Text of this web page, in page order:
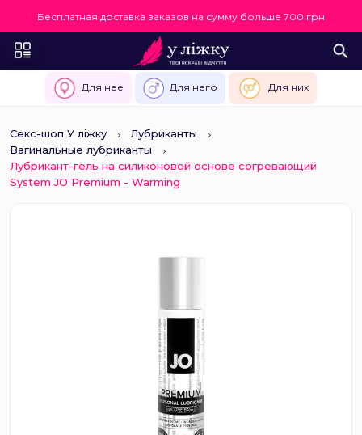
Бесплатная доставка заказов на сумму больше 700 грн
Для нее Для него Для них
Секс-шоп У ліжку
Лубриканты
Вагинальные лубриканты
Лубрикант-гель на силиконовой основе согревающий
System JO Premium - Warming